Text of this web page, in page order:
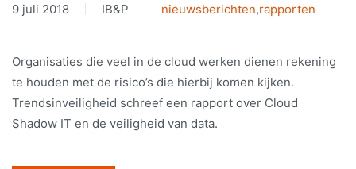
9 juli 2018 IB&P nieuwsberichten,rapporten
Organisaties die veel in de cloud werken dienen rekening
te houden met de risico’s die hierbij komen kijken.
Trendsinveiligheid schreef een rapport over Cloud
Shadow IT en de veiligheid van data.